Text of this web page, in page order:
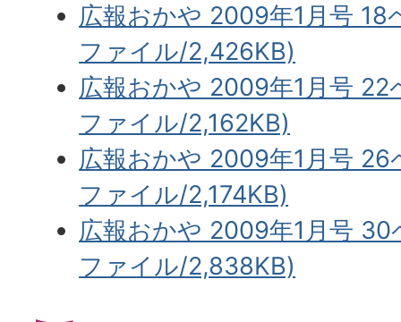
広報おかや 2009年1月号 18
ファイル/2,426KB)
広報おかや 2009年1月号 22
ファイル/2,162KB)
広報おかや 2009年1月号
ファイル/2,174KB)
広報おかや 2009年1月号
ファイル/2,838KB)